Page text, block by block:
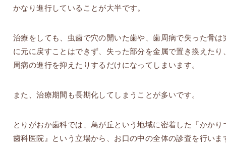
かなり進行していることが大半です。
治療をしても、虫歯で穴の開いた歯や、歯周病で失った骨は
に元に戻すことはできず、失った部分を金属で置き換えたり
周病の進行を抑えたりするだけになってしまいます。
また、治療期間も長期化してしまうことが多いです。
とりがおか歯科では、鳥が丘という地域に密着した『かかり
歯科医院』という立場から、お口の中の全体の診査を行いま